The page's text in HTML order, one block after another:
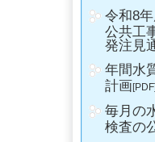
令和8
公共工
発注見
年間水
計画[PDF]
毎月の
検査の